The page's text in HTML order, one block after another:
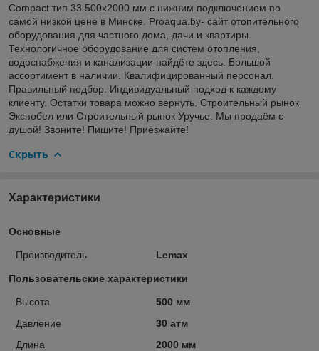
Compact тип 33 500x2000 мм с нижним подключением по
самой низкой цене в Минске. Proaqua.by- сайт отопительного
оборудования для частного дома, дачи и квартиры.
Технологичное оборудование для систем отопления,
водоснабжения и канализации найдёте здесь. Большой
ассортимент в наличии. Квалифицированный персонал.
Правильный подбор. Индивидуальный подход к каждому
клиенту. Остатки товара можно вернуть. Строительный рынок
Экспобел или Строительный рынок Уручье. Мы продаём с
душой! Звоните! Пишите! Приезжайте!
Скрыть
Характеристики
Основные
Производитель Lemax
Пользовательские характеристики
Высота
500 мм
Давление
30 атм
Длина
2000 мм